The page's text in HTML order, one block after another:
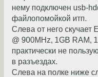
нему подключен usb-
файлопомойкой итп.
Слева от него скучает
@ 900MHz, 1GB RAM,
практически не
в разъездах.
Слева на полке ниже